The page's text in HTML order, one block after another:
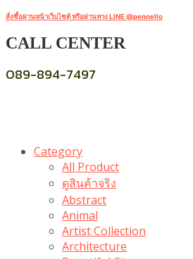
สั่งซื้อผ่านหน้าเว็บไซต์ หรือผ่านทาง LINE @pennello
CALL CENTER
089-894-7497
Category
All Product
ดูสินค้าจริง
Abstract
Animal
Artist Collection
Architecture